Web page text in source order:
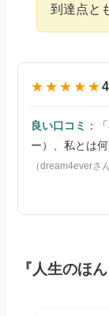
到達点と
★★★★★
良い口コミ
：
ー）、私とは
（dream4everさん
『人生のほ